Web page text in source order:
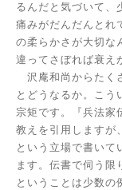
るんだと気づいて、
痛みがだんだんとれ
の柔らかさが大切な
違ってさぼれば衰え
沢庵和尚からたく
とどうなるか。こう
宗矩です。『兵法家
教えを引用しますが
という立場で書いて
ます。伝書で伺う限
ということは少数の